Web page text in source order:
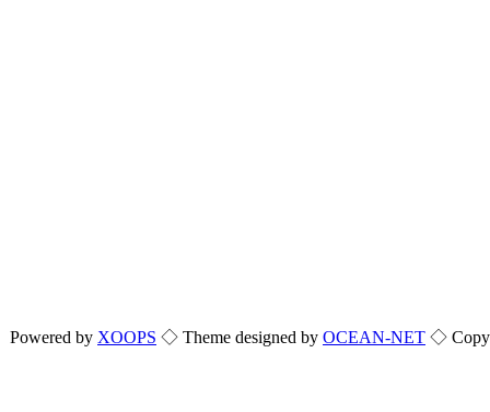
Powered by XOOPS ◇ Theme designed by OCEAN-NET ◇